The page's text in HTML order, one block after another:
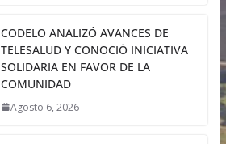
CODELO ANALIZÓ AVANCES DE
TELESALUD Y CONOCIÓ INICIATIVA
SOLIDARIA EN FAVOR DE LA
COMUNIDAD
Agosto 6, 2026